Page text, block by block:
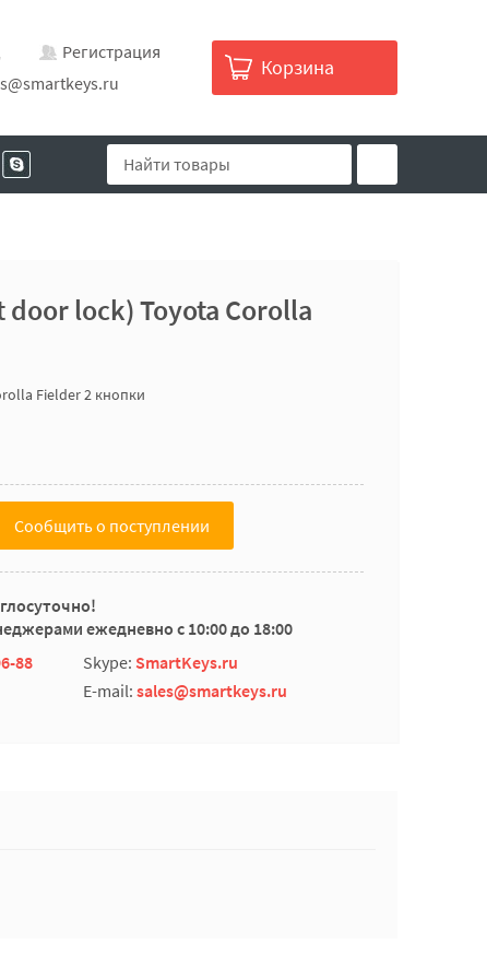
Регистрация
Корзина
lock) Toyota Corolla
Fielder 2 кнопки
Сообщить о поступлении
ежедневно с 10:00 до 18:00
88 Skype: SmartKeys.ru
E-mail: sales@smartkeys.ru